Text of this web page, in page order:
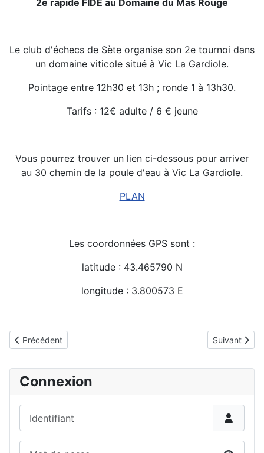
2e rapide FIDE au Domaine du Mas Rouge
Le club d'échecs de Sète organise son 2e tournoi dans
un domaine viticole situé à Vic La Gardiole.
Pointage entre 12h30 et 13h ; ronde 1 à 13h30.
Tarifs : 12€ adulte / 6 € jeune
Vous pourrez trouver un lien ci-dessous pour arriver
au 30 chemin de la poule d'eau à Vic La Gardiole.
PLAN
Les coordonnées GPS sont :
latitude : 43.465790 N
longitude : 3.800573 E
Détails
Article précédent : Résultats du 2e rapide au domaine du Mas
Précédent Article
Suivant
Connexion